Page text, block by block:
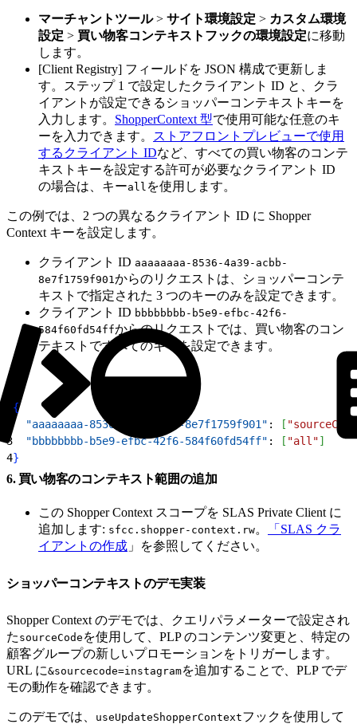
マーチャントツール> サイト環境設定 > カスタム環境
設定 > 買い物客コンテキストフックの環境設定に移動
します。
[Client Registry] フィールドを JSON 構成で更新しま
す。ステップ 1 で設定したクライアント ID と、クラ
イアントが設定できるショッパーコンテキストキーを
入力します。 ShopperContext 型で使用可能な任意のキ
ーを入力できます。
ストアフロントプレビューで使用
するクライアント IDなど、すべての買い物客のコンテ
キストキーを設定する許可が必要なクライアント ID
の場合は、キーall を使用します。
この例では、2 つの異なるクライアント ID に Shopper
Context キーを設定します。
クライアント ID aaaaaaaa-8536-4a39-acbb-
8e7f1759f901 からのリクエストは、ショッパーコンテ
キストで指定された 3 つのキーのみを設定できます。
クライアント ID bbbbbbbb-b5e9-efbc-42f6-
584f60fd54ffからのリクエストでは、買い物客のコン
テキストですべてのキーを設定できます。
{
  "aaaaaaaa-8536-4a39-acbb-8e7f1759f901"
: [
3
  "bbbbbbbb-b5e9-efbc-42f6-584f60fd54ff"
: [ "all"]
4}
6. 買い物客のコンテキスト範囲の追加
この Shopper Context スコープを SLAS Private Client に
追加します: sfcc.shopper-context.rw。
「SLAS クラ
イアントの作成 」を参照してください。
ショッパーコンテキストのデモ実装
Shopper Context のデモでは、クエリパラメーターで設定され
た sourceCode を使用して、PLP のコンテンツ変更と、特定の
顧客グループの新しいプロモーションをトリガーします。
URL に&sourcecode=instagramを追加することで、PLP でデ
モの動作を確認できます。
このデモでは、 useUpdateShopperContextフックを使用して